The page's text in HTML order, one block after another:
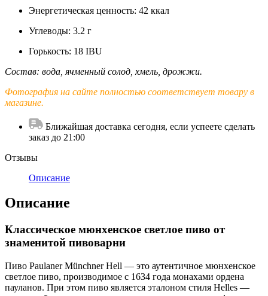
Энергетическая ценность: 42 ккал
Углеводы: 3.2 г
Горькость: 18 IBU
Состав: вода, ячменный солод, хмель, дрожжи.
Фотография на сайте полностью соответствует товару в
магазине.
Ближайшая доставка сегодня, если успеете сделать
заказ до 21:00
Отзывы
Описание
Описание
Классическое мюнхенское светлое пиво от
знаменитой пивоварни
Пиво Paulaner Münchner Hell — это аутентичное мюнхенское
светлое пиво, производимое с 1634 года монахами ордена
пауланов. При этом пиво является эталоном стиля Helles —